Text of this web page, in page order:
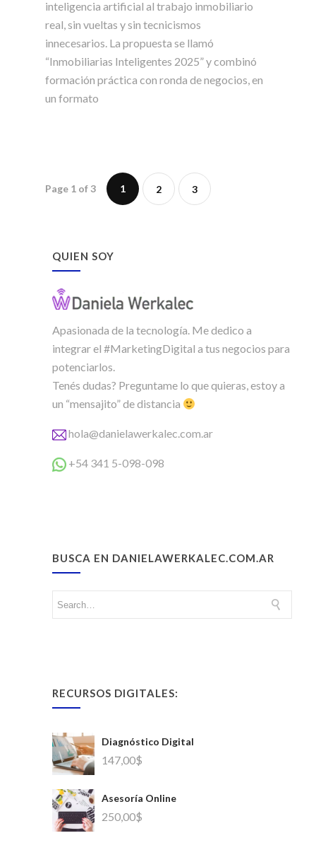
inteligencia artificial al trabajo inmobiliario
real, sin vueltas y sin tecnicismos
innecesarios. La propuesta se llamó
“Inmobiliarias Inteligentes 2025” y combinó
formación práctica con ronda de negocios, en
un formato
Page 1 of 3 1 2 3
QUIEN SOY
Apasionada de la tecnología. Me dedico a
integrar el #MarketingDigital a tus negocios para
potenciarlos.
Tenés dudas? Preguntame lo que quieras, estoy a
un “mensajito” de distancia
hola@danielawerkalec.com.ar
+54 341 5-098-098
BUSCA EN DANIELAWERKALEC.COM.AR
RECURSOS DIGITALES:
Diagnóstico Digital
147,00$
Asesoría Online
250,00$